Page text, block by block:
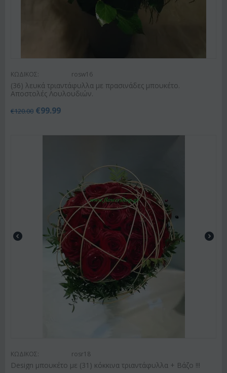
ΚΩΔΙΚΟΣ: rosw16
(36) λευκά τριαντάφυλλα με πρασινάδες μπουκέτο.
Αποστολές Λουλουδιών.
€120.00 €99.99
ΚΩΔΙΚΟΣ: rosr18
Design μπουκέτο με (31) κόκκινα τριαντάφυλλα + Βάζο !!!